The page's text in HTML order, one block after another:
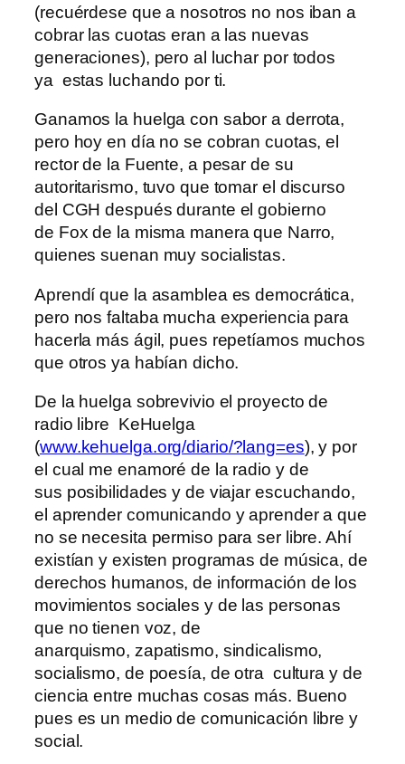
(recuérdese que a nosotros no nos iban a
cobrar las cuotas eran a las nuevas
generaciones), pero al luchar por todos
ya estas luchando por ti.
Ganamos la huelga con sabor a derrota,
pero hoy en día no se cobran cuotas, el
rector de la Fuente, a pesar de su
autoritarismo, tuvo que tomar el discurso
del CGH después durante el gobierno
de Fox de la misma manera que Narro,
quienes suenan muy socialistas.
Aprendí que la asamblea es democrática,
pero nos faltaba mucha experiencia para
hacerla más ágil, pues repetíamos muchos
que otros ya habían dicho.
De la huelga sobrevivio el proyecto de
radio libre KeHuelga
(www.kehuelga.org/diario/?lang=es), y por
el cual me enamoré de la radio y de
sus posibilidades y de viajar escuchando,
el aprender comunicando y aprender a que
no se necesita permiso para ser libre. Ahí
existían y existen programas de música, de
derechos humanos, de información de los
movimientos sociales y de las personas
que no tienen voz, de
anarquismo, zapatismo, sindicalismo,
socialismo, de poesía, de otra cultura y de
ciencia entre muchas cosas más. Bueno
pues es un medio de comunicación libre y
social.